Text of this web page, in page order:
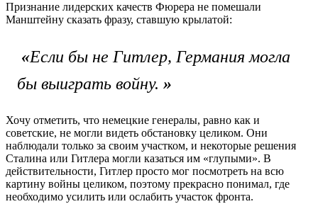
Признание лидерских качеств Фюрера не помешали
Манштейну сказать фразу, ставшую крылатой:
«Если бы не Гитлер, Германия могла
бы выиграть войну. »
Хочу отметить, что немецкие генералы, равно как и
советские, не могли видеть обстановку целиком. Они
наблюдали только за своим участком, и некоторые решения
Сталина или Гитлера могли казаться им «глупыми». В
действительности, Гитлер просто мог посмотреть на всю
картину войны целиком, поэтому прекрасно понимал, где
необходимо усилить или ослабить участок фронта.